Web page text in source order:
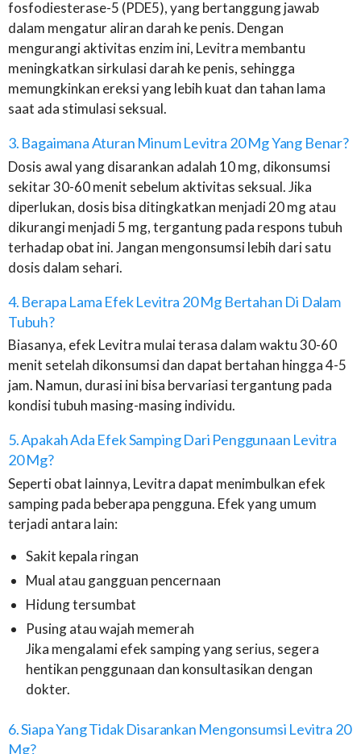
fosfodiesterase-5 (PDE5), yang bertanggung jawab
dalam mengatur aliran darah ke penis. Dengan
mengurangi aktivitas enzim ini, Levitra membantu
meningkatkan sirkulasi darah ke penis, sehingga
memungkinkan ereksi yang lebih kuat dan tahan lama
saat ada stimulasi seksual.
3. Bagaimana Aturan Minum Levitra 20 Mg Yang Benar?
Dosis awal yang disarankan adalah 10 mg, dikonsumsi
sekitar 30-60 menit sebelum aktivitas seksual. Jika
diperlukan, dosis bisa ditingkatkan menjadi 20 mg atau
dikurangi menjadi 5 mg, tergantung pada respons tubuh
terhadap obat ini. Jangan mengonsumsi lebih dari satu
dosis dalam sehari.
4. Berapa Lama Efek Levitra 20 Mg Bertahan Di Dalam
Tubuh?
Biasanya, efek Levitra mulai terasa dalam waktu 30-60
menit setelah dikonsumsi dan dapat bertahan hingga 4-5
jam. Namun, durasi ini bisa bervariasi tergantung pada
kondisi tubuh masing-masing individu.
5. Apakah Ada Efek Samping Dari Penggunaan Levitra
20 Mg?
Seperti obat lainnya, Levitra dapat menimbulkan efek
samping pada beberapa pengguna. Efek yang umum
terjadi antara lain:
Sakit kepala ringan
Mual atau gangguan pencernaan
Hidung tersumbat
Pusing atau wajah memerah
Jika mengalami efek samping yang serius, segera
hentikan penggunaan dan konsultasikan dengan
dokter.
6. Siapa Yang Tidak Disarankan Mengonsumsi Levitra 20
Mg?